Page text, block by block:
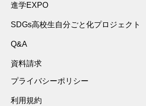
進学EXPO
SDGs高校生自分ごと化プロジェクト
Q&A
資料請求
プライバシーポリシー
利用規約